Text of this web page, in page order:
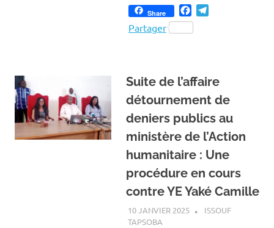
Share Facebook
Partager
Suite de l’affaire
détournement de
deniers publics au
ministère de l’Action
humanitaire : Une
procédure en cours
contre YE Yaké Camille
10 JANVIER 2025
ISSOUF
TAPSOBA